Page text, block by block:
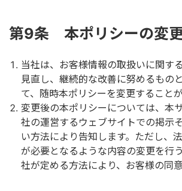
第9条 本ポリシーの変
当社は、お客様情報の取扱いに関す
見直し、継続的な改善に努めるもの
て、随時本ポリシーを変更することが
変更後の本ポリシーについては、本
社の運営するウェブサイトでの掲示
い方法により告知します。ただし、
が必要となるような内容の変更を行
社が定める方法により、お客様の同意